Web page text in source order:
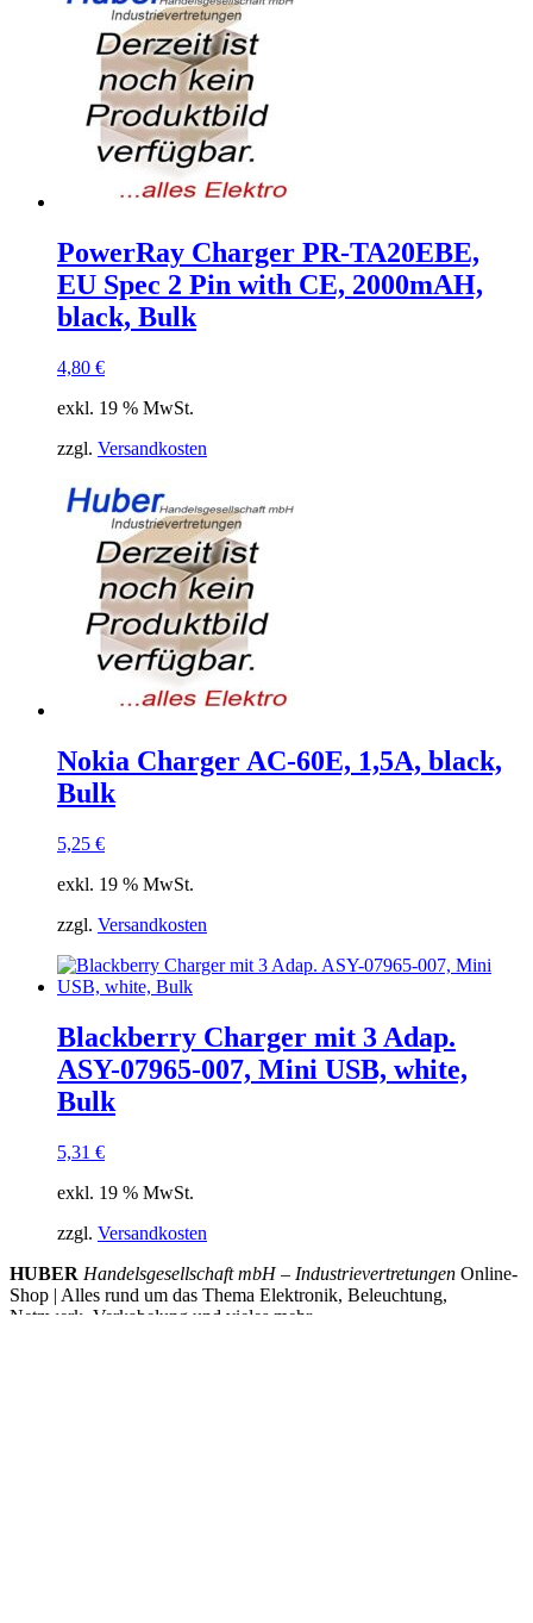
PowerRay Charger PR-TA20EBE,
EU Spec 2 Pin with CE, 2000mAH,
black, Bulk
4,80 €
exkl. 19 % MwSt.
zzgl. Versandkosten
Nokia Charger AC-60E, 1,5A, black,
Bulk
5,25 €
exkl. 19 % MwSt.
zzgl. Versandkosten
Blackberry Charger mit 3 Adap.
ASY-07965-007, Mini USB, white,
Bulk
5,31 €
exkl. 19 % MwSt.
zzgl. Versandkosten
HUBER Handelsgesellschaft mbH – Industrievertretungen Online-
Shop | Alles rund um das Thema Elektronik, Beleuchtung,
Netzwerk, Verkabelung und vieles mehr